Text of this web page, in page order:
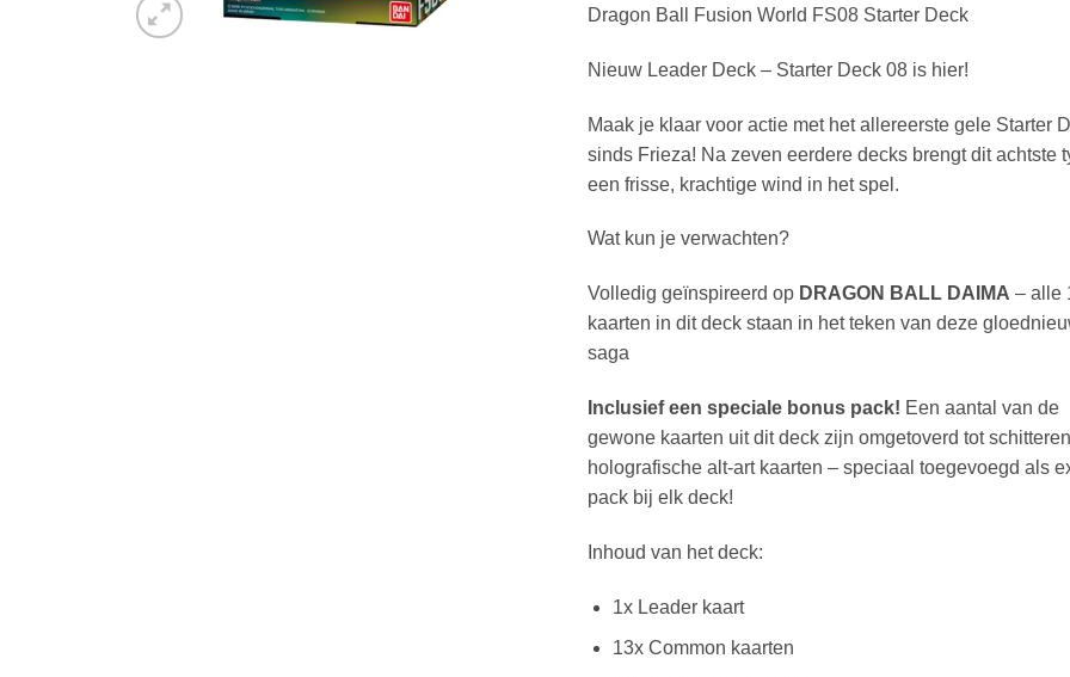
Dragon Ball Fusion World FS08 Starter Deck
Nieuw Leader Deck – Starter Deck 08 is hier!
Maak je klaar voor actie met het allereerste gele Starter
sinds Frieza! Na zeven eerdere decks brengt dit achtste
een frisse, krachtige wind in het spel.
Wat kun je verwachten?
Volledig geïnspireerd op DRAGON BALL DAIMA – alle
kaarten in dit deck staan in het teken van deze
saga
Inclusief een speciale bonus pack! Een aantal van de
gewone kaarten uit dit deck zijn omgetoverd tot
holografische alt-art kaarten – speciaal toegevoegd als
pack bij elk deck!
Inhoud van het deck:
1x Leader kaart
13x Common kaarten